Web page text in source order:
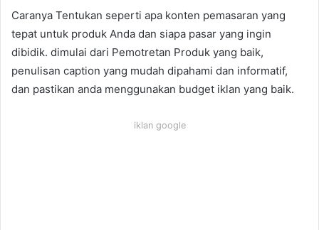
Caranya Tentukan seperti apa konten pemasaran yang
tepat untuk produk Anda dan siapa pasar yang ingin
dibidik. dimulai dari Pemotretan Produk yang baik,
penulisan caption yang mudah dipahami dan informatif,
dan pastikan anda menggunakan budget iklan yang baik.
iklan google